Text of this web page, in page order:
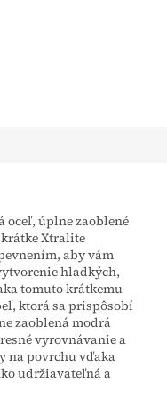
oceľ, úplne zaoblené
krátke Xtralite
aby vám
hladkých,
tomuto krátkemu
ktorá sa prispôsobí
zaoblená modrá
vyrovnávanie a
na povrchu vďaka
udržiavateľná a